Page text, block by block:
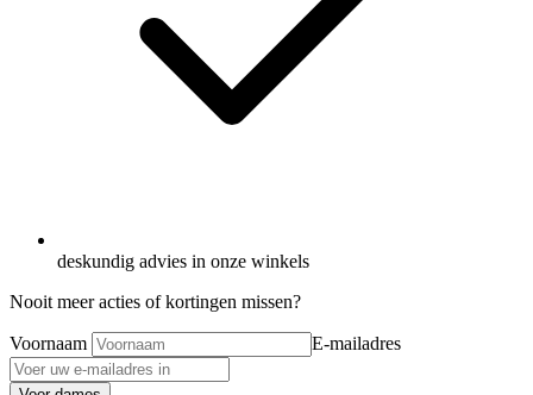
deskundig advies in onze winkels
Nooit meer acties of kortingen missen?
Voornaam E-mailadres